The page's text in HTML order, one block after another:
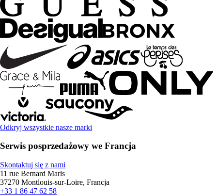
Odkryj wszystkie nasze marki
Serwis posprzedażowy we Francja
Skontaktuj się z nami
11 rue Bernard Maris
37270 Montlouis-sur-Loire, Francja
+33 1 86 47 62 58